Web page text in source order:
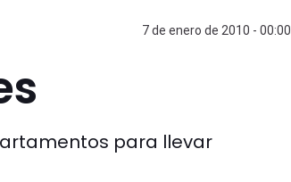
7 de enero de 2010 - 00:00
para llevar